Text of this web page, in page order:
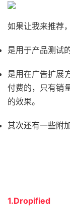
如果让我来推荐
是用于产品测试的
是用在广告扩展
付费的，只有销
的效果。
其次还有一些附
1.Dropified